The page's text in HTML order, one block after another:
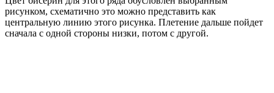
рисунком, схематично это можно представить как
центральную линию этого рисунка. Плетение дальше пойдет
сначала с одной стороны низки, потом с другой.